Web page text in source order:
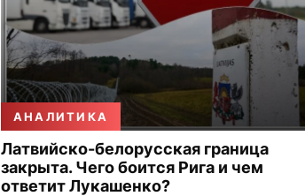
АНАЛИТИКА
Латвийско-белорусская граница
закрыта. Чего боится Рига и чем
ответит Лукашенко?